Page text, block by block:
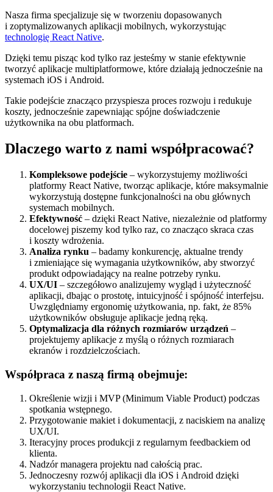
Nasza firma specjalizuje się w tworzeniu dopasowanych
i zoptymalizowanych aplikacji mobilnych, wykorzystując
technologię React Native.
Dzięki temu pisząc kod tylko raz jesteśmy w stanie efektywnie
tworzyć aplikacje multiplatformowe, które działają jednocześnie na
systemach iOS i Android.
Takie podejście znacząco przyspiesza proces rozwoju i redukuje
koszty, jednocześnie zapewniając spójne doświadczenie
użytkownika na obu platformach.
Dlaczego warto z nami współpracować?
Kompleksowe podejście – wykorzystujemy możliwości
platformy React Native, tworząc aplikacje, które maksymalnie
wykorzystują dostępne funkcjonalności na obu głównych
systemach mobilnych.
Efektywność – dzięki React Native, niezależnie od platformy
docelowej piszemy kod tylko raz, co znacząco skraca czas
i koszty wdrożenia.
Analiza rynku – badamy konkurencję, aktualne trendy
i zmieniające się wymagania użytkowników, aby stworzyć
produkt odpowiadający na realne potrzeby rynku.
UX/UI – szczegółowo analizujemy wygląd i użyteczność
aplikacji, dbając o prostotę, intuicyjność i spójność interfejsu.
Uwzględniamy ergonomię użytkowania, np. fakt, że 85%
użytkowników obsługuje aplikacje jedną ręką.
Optymalizacja dla różnych rozmiarów urządzeń –
projektujemy aplikacje z myślą o różnych rozmiarach
ekranów i rozdzielczościach.
Współpraca z naszą firmą obejmuje:
Określenie wizji i MVP (Minimum Viable Product) podczas
spotkania wstępnego.
Przygotowanie makiet i dokumentacji, z naciskiem na analizę
UX/UI.
Iteracyjny proces produkcji z regularnym feedbackiem od
klienta.
Nadzór managera projektu nad całością prac.
Jednoczesny rozwój aplikacji dla iOS i Android dzięki
wykorzystaniu technologii React Native.